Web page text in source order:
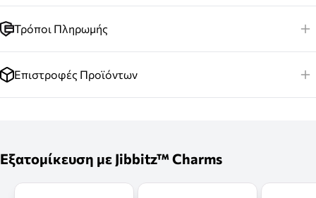
Τρόποι Πληρωμής
Επιστροφές Προϊόντων
Εξατομίκευση με Jibbitz™ Charms